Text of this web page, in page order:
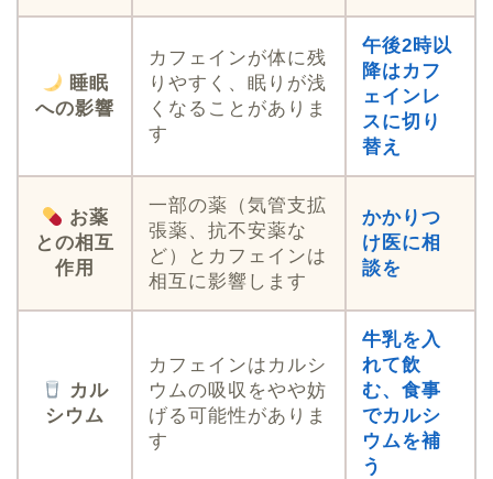
睡眠
への影響
カフェインが体に残
りやすく、眠りが浅
くなることがありま
す
午後2時以
降はカフ
ェインレ
スに切り
替え
お薬
との相互
作用
一部の薬（気管支拡
張薬、抗不安薬な
ど）とカフェインは
相互に影響します
かかりつ
け医に相
談を
カル
シウム
カフェインはカルシ
ウムの吸収をやや妨
げる可能性がありま
す
牛乳を入
れて飲
む、食事
でカルシ
ウムを補
う